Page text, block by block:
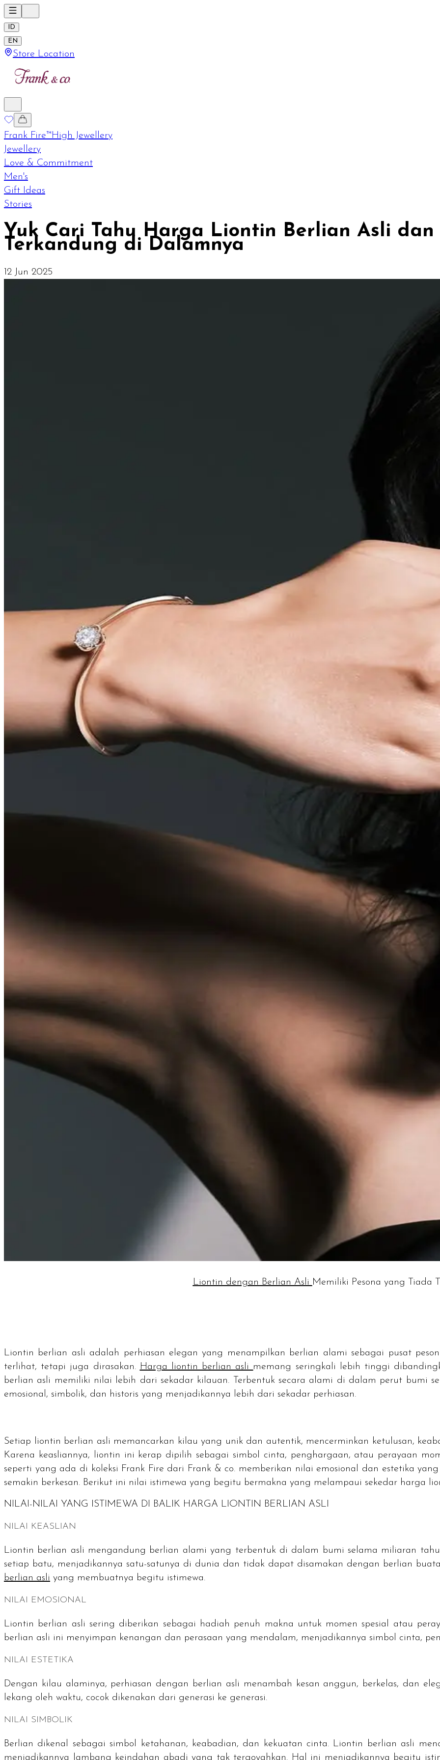
ID
EN
Store Location
Frank Fire™High Jewellery
Jewellery
Love & Commitment
Men's
Gift Ideas
Stories
Yuk Cari Tahu Harga Liontin Berlian Asli
Terkandung di Dalamnya
12 Jun 2025
Liontin dengan Berlian Asli Memiliki Pesona yang Tiada
Liontin berlian asli adalah perhiasan elegan yang menampilkan berlian alami sebagai pusat
terlihat, tetapi juga dirasakan. Harga liontin berlian asli memang seringkali lebih tinggi
berlian asli memiliki nilai lebih dari sekadar kilauan. Terbentuk secara alami di dalam perut bumi
emosional, simbolik, dan historis yang menjadikannya lebih dari sekadar perhiasan.
Setiap liontin berlian asli memancarkan kilau yang unik dan autentik, mencerminkan ketulusan,
Karena keasliannya, liontin ini kerap dipilih sebagai simbol cinta, penghargaan, atau perayaan
seperti yang ada di koleksi Frank Fire dari Frank & co. memberikan nilai emosional dan estetika
semakin berkesan. Berikut ini nilai istimewa yang begitu bermakna yang melampaui sekedar harga
NILAI-NILAI YANG ISTIMEWA DI BALIK HARGA LIONTIN BERLIAN ASLI
NILAI KEASLIAN
Liontin berlian asli mengandung berlian alami yang terbentuk di dalam bumi selama miliaran
setiap batu, menjadikannya satu-satunya di dunia dan tidak dapat disamakan dengan berlian
berlian asli yang membuatnya begitu istimewa.
NILAI EMOSIONAL
Liontin berlian asli sering diberikan sebagai hadiah penuh makna untuk momen spesial atau
berlian asli ini menyimpan kenangan dan perasaan yang mendalam, menjadikannya simbol cinta,
NILAI ESTETIKA
Dengan kilau alaminya, perhiasan dengan berlian asli menambah kesan anggun, berkelas, dan
lekang oleh waktu, cocok dikenakan dari generasi ke generasi.
NILAI SIMBOLIK
Berlian dikenal sebagai simbol ketahanan, keabadian, dan kekuatan cinta. Liontin berlian asli
menjadikannya lambang keindahan abadi yang tak tergoyahkan. Hal ini menjadikannya begitu